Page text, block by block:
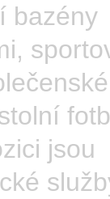
bazény
jsou